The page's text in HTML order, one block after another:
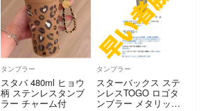
タンブラー
スタバ 480ml ヒョウ
柄 ステンレスタンブ
ラー チャーム付
タンブラー
スターバックス ステ
ンレスTOGO ロゴタ
ンブラー メタリッ